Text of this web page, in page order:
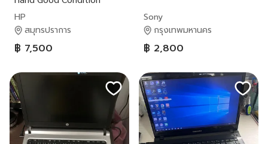
HP
สมุทรปราการ
฿ 7,500
Sony
กรุงเทพมหานคร
฿ 2,800